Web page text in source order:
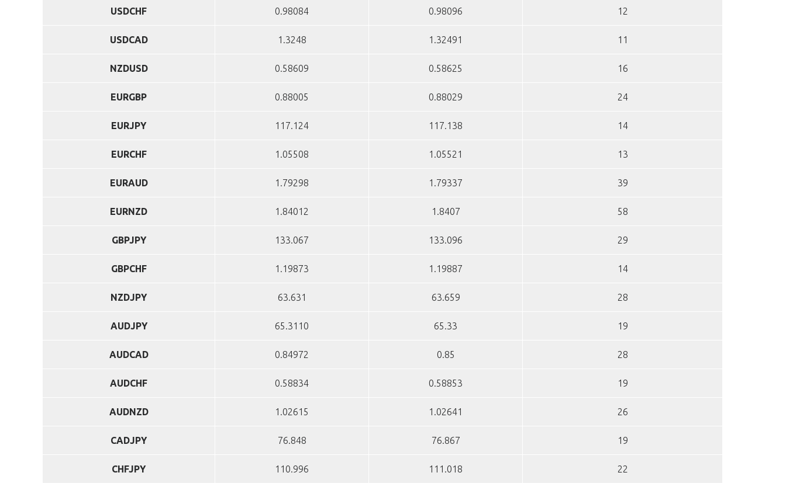
USDCHF 0.98084 0.98096 12
USDCAD 1.3248 1.32491 11
NZDUSD 0.58609 0.58625 16
EURGBP 0.88005 0.88029 24
EURJPY 117.124 117.138 14
EURCHF 1.05508 1.05521 13
EURAUD 1.79298 1.79337 39
EURNZD 1.84012 1.8407 58
GBPJPY 133.067 133.096 29
GBPCHF 1.19873 1.19887 14
NZDJPY 63.631 63.659 28
AUDJPY 65.3110 65.33 19
AUDCAD 0.84972 0.85 28
AUDCHF 0.58834 0.58853 19
AUDNZD 1.02615 1.02641 26
CADJPY 76.848 76.867 19
CHFJPY 110.996 111.018 22